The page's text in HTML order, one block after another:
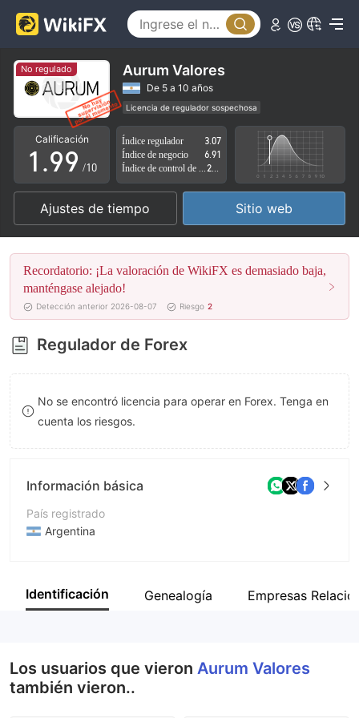
No regulado Aurum Valores
De 5 a 10 años
Licencia de regulador sospechosa
Zona de negocio sospechoso
Riesgo potencial alto
Calificación
0
1
2
3
4
5
6
7
8
9
.
5
6
7
8
9
5
6
7
8
9 /10
Índice regulador
3.07
Índice de negocio
6.91
Ajustes de tiempo Sitio web
Recordatorio: ¡La valoración de WikiFX es demasiado baja,
manténgase alejado!
Detección anterior 2026-08-07 Riesgo 2
Regulador de Forex
No se encontró licencia para operar en Forex. Tenga en
cuenta los riesgos.
Información básica
País registrado
Argentina
Empresa
Identificación Genealogía Empresas
Los usuarios que vieron Aurum Valores
también vieron..